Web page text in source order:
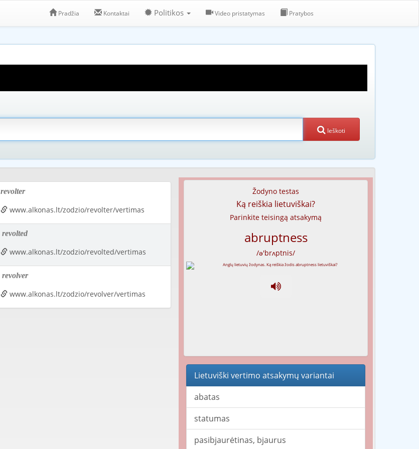
Pradžia Kontaktai Politikos Video pristatymas Pratybos
Ieškoti
revolter
www.alkonas.lt/zodzio/revolter/vertimas
revolted
www.alkonas.lt/zodzio/revolted/vertimas
revolver
www.alkonas.lt/zodzio/revolver/vertimas
Žodyno testas
Ką reiškia lietuviškai?
Parinkite teisingą atsakymą
abruptness
/ə'brʌptnis/
Lietuviški vertimo atsakymų variantai
abatas
statumas
pasibjaurėtinas, bjaurus